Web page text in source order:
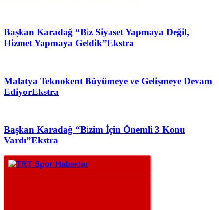
Başkan Karadağ “Biz Siyaset Yapmaya Değil,
Hizmet Yapmaya Geldik”Ekstra
Malatya Teknokent Büyümeye ve Gelişmeye Devam
EdiyorEkstra
Başkan Karadağ “Bizim İçin Önemli 3 Konu
Vardı”Ekstra